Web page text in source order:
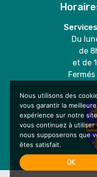
Du
de
et de
Nous utilisons des
vous garantir la meilleure
expérience sur notre
vous continuez à utiliser
nous supposerons que
êtes satisfait.
OK